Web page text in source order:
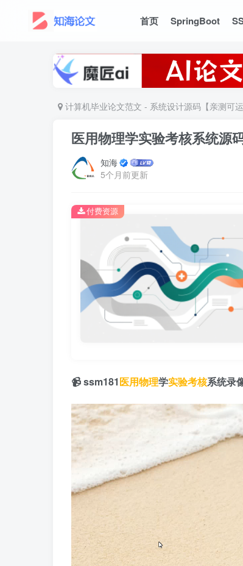
首页 SpringBoot
计算机毕业论文范文 - 系统设计源码【亲测可
医用物理学实验考核系统源
知海
5个月前更新
付费资源
📹 ssm181医用物理学实验考核系统录